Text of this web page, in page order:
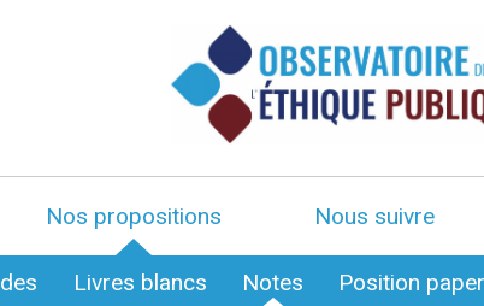
Nos propositions Nous suivre
Livres blancs Notes Position